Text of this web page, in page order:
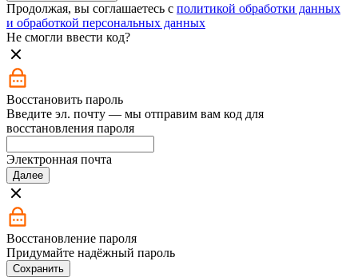
Продолжая, вы соглашаетесь с политикой обработки данных
и обработкой персональных данных
Не смогли ввести код?
Восстановить пароль
Введите эл. почту — мы отправим вам код для
восстановления пароля
Электронная почта
Далее
Восстановление пароля
Придумайте надёжный пароль
Сохранить